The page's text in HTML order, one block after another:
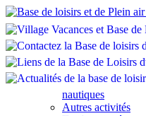
nautiques
Autres activités